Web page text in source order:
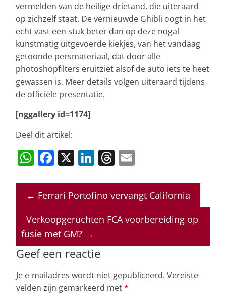
vermelden van de heilige drietand, die uiteraard
op zichzelf staat. De vernieuwde Ghibli oogt in het
echt vast een stuk beter dan op deze nogal
kunstmatig uitgevoerde kiekjes, van het vandaag
getoonde persmateriaal, dat door alle
photoshopfilters eruitziet alsof de auto iets te heet
gewassen is. Meer details volgen uiteraard tijdens
de officiële presentatie.
[nggallery id=1174]
Deel dit artikel:
W
at
s
A
p
p
F
c
e
b
o
o
k
X Li
k
e
dI
T
re
a
d
ai
l
← Ferrari Portofino vervangt California
Verkoopgeruchten FCA voorbereiding op
fusie met GM? →
Geef een reactie
Je e-mailadres wordt niet gepubliceerd. Vereiste
velden zijn gemarkeerd met*